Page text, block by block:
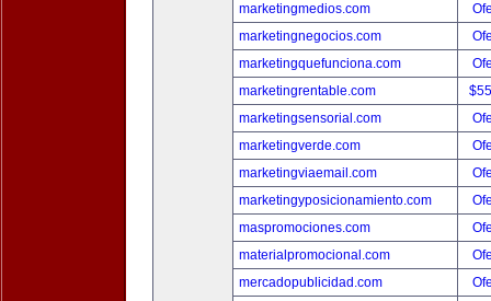
marketingmedios.com
marketingnegocios.com
marketingquefunciona.com
marketingrentable.com
marketingsensorial.com
marketingverde.com
marketingviaemail.com
marketingyposicionamiento.com
maspromociones.com
materialpromocional.com
mercadopublicidad.com